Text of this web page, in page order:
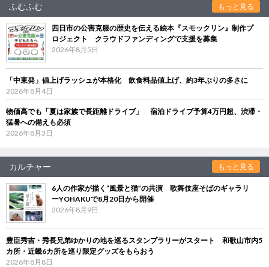
ふむふむ もっと見る
四日市の公害克服の歴史を伝える絵本『スモックリン』制作プ
ロジェクト クラウドファンディングで支援を募集
2026年8月5日
「中東発」値上げラッシュが本格化 飲食料品値上げ、約3年ぶりの多さに
2026年8月4日
物価高でも「夏は家族で長距離ドライブ」 宿泊ドライブ予算4万円超、渋滞・
猛暑への備えも必須
2026年8月3日
カルチャー もっと見る
6人の作家が描く“風景と猫”の共演 歌舞伎座そばのギャラリ
ーYOHAKUで8月20日から開催
2026年8月9日
豊臣秀吉・秀長兄弟ゆかりの地を巡るスタンプラリーがスタート 和歌山市内5
カ所・近畿6カ所を巡り限定グッズをもらおう
2026年8月8日